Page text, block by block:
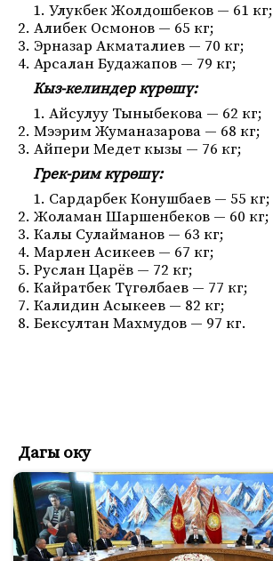
1. Улукбек Жолдошбеков — 61 кг;
2. Алибек Осмонов — 65 кг;
3. Эрназар Акматалиев — 70 кг;
4. Арсалан Будажапов — 79 кг;
Кыз-келиндер күрөшү:
1. Айсулуу Тыныбекова — 62 кг;
2. Мээрим Жуманазарова — 68 кг;
3. Айпери Медет кызы — 76 кг;
Грек-рим күрөшү:
1. Сардарбек Конушбаев — 55 кг;
2. Жоламан Шаршенбеков — 60 кг;
3. Калы Сулайманов — 63 кг;
4. Марлен Асикеев — 67 кг;
5. Руслан Царёв — 72 кг;
6. Кайратбек Түгөлбаев — 77 кг;
7. Калидин Асыкеев — 82 кг;
8. Бексултан Махмудов — 97 кг.
Дагы оку